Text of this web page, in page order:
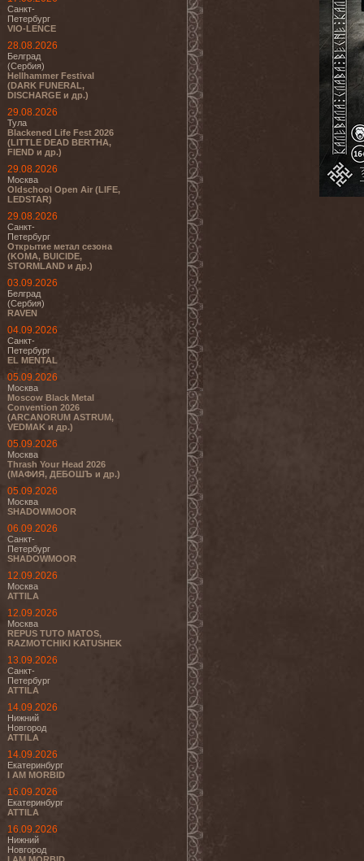
Санкт-
Петербург
VIO-LENCE
28.08.2026
Белград
(Сербия)
Hellhammer Festival
(DARK FUNERAL,
DISCHARGE и др.)
29.08.2026
Тула
Blackened Life Fest 2026
(LITTLE DEAD BERTHA,
FIEND и др.)
29.08.2026
Москва
Oldschool Open Air (LIFE,
LEDSTAR)
29.08.2026
Санкт-
Петербург
Открытие метал сезона
(KOMA, BUICIDE,
STORMLAND и др.)
03.09.2026
Белград
(Сербия)
RAVEN
04.09.2026
Санкт-
Петербург
EL MENTAL
05.09.2026
Москва
Moscow Black Metal
Convention 2026
(ARCANORUM ASTRUM,
VEDMAK и др.)
05.09.2026
Москва
Thrash Your Head 2026
(МАФИЯ, ДЕБОШЪ и др.)
05.09.2026
Москва
SHADOWMOOR
06.09.2026
Санкт-
Петербург
SHADOWMOOR
12.09.2026
Москва
ATTILA
12.09.2026
Москва
REPUS TUTO MATOS,
RAZMOTCHIKI KATUSHEK
13.09.2026
Санкт-
Петербург
ATTILA
14.09.2026
Нижний
Новгород
ATTILA
14.09.2026
Екатеринбург
I AM MORBID
16.09.2026
Екатеринбург
ATTILA
16.09.2026
Нижний
Новгород